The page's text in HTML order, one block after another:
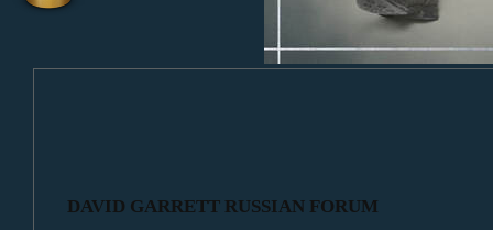
DAVID GARRETT RUSSIAN FORUM